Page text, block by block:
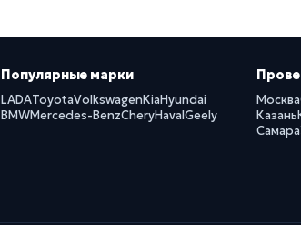
Популярные марки
LADAToyotaVolkswagenKiaHyundai
BMWMercedes-BenzCheryHavalGeely
Москва
Казань
Самара